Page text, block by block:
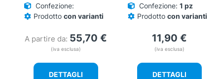
Confezione:
Prodotto con varianti
A partire da: 55,70 €
(iva esclusa)
DETTAGLI
Confezione: 1 pz
Prodotto con varianti
11,90 €
(iva esclusa)
DETTAGLI